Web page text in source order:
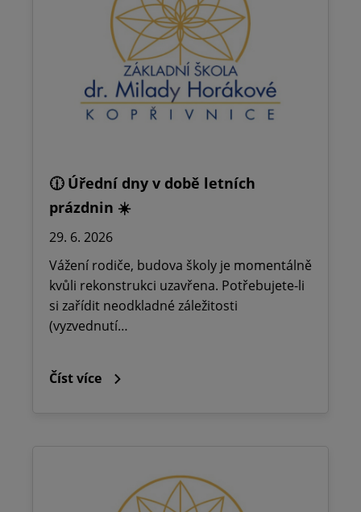
🕧 Úřední dny v době letních
prázdnin ☀️
29. 6. 2026
Vážení rodiče, budova školy je momentálně
kvůli rekonstrukci uzavřena. Potřebujete-li
si zařídit neodkladné záležitosti
(vyzvednutí…
Číst více